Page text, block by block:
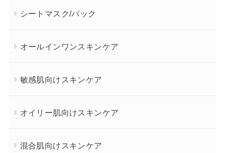
シートマスク/パック
オールインワンスキンケア
敏感肌向けスキンケア
オイリー肌向けスキンケア
混合肌向けスキンケア